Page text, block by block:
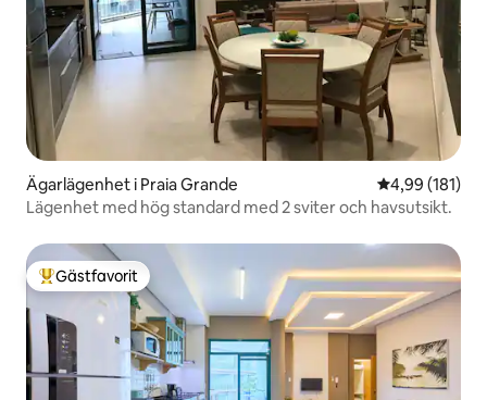
Ägarlägenhet i Praia Grande 4,99 av 5 i
4,99 (181)
Lägenhet med hög standard med 2 sviter och havsutsikt.
Populär gästfavorit
Gästfavorit